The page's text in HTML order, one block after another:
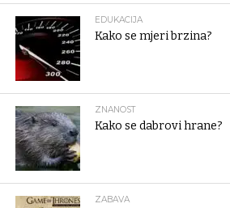
EDUKACIJA
Kako se mjeri brzina?
ZNANOST
Kako se dabrovi hrane?
ZABAVA